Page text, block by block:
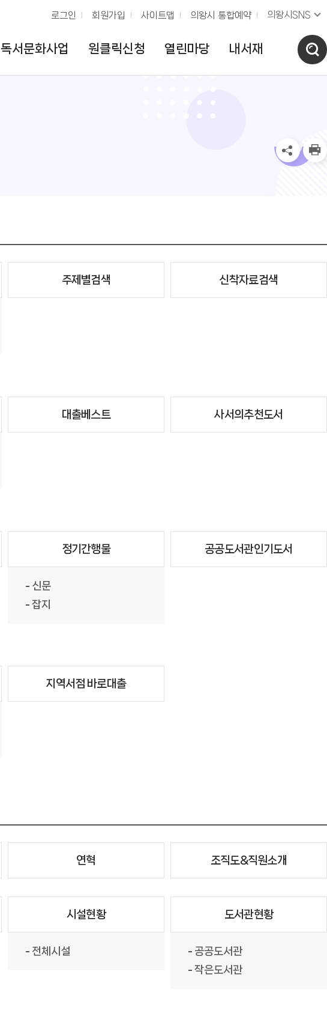
로그인 회원가입 사이트맵 의왕시 통합예약 의왕시SNS
독서문화사업 원클릭신청 열린마당 내서재
주제별검색 신착자료검색
대출베스트 사서의추천도서
정기간행물
신문
잡지
공공도서관인기도서
지역서점 바로대출
연혁 조직도&직원소개
시설현황
전체시설
도서관현황
공공도서관
작은도서관